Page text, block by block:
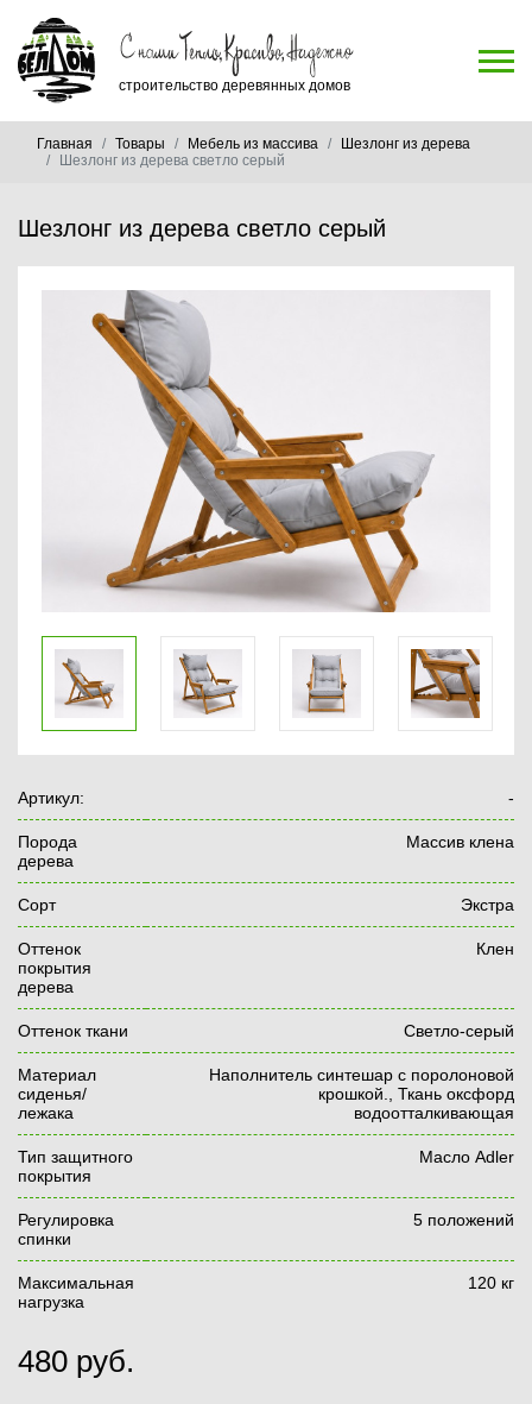
строительство деревянных домов
Главная Товары Мебель из массива
Шезлонг из дерева
Шезлонг из дерева светло серый
Шезлонг из дерева светло серый
Артикул: -
Порода
дерева
Массив клена
Сорт Экстра
Оттенок
покрытия
дерева
Клен
Оттенок ткани Светло-серый
Материал
сиденья/
лежака
Наполнитель синтешар с поролоновой
крошкой., Ткань оксфорд
водоотталкивающая
Тип защитного
покрытия
Масло Adler
Регулировка
спинки
5 положений
Максимальная
нагрузка
120 кг
480 руб.